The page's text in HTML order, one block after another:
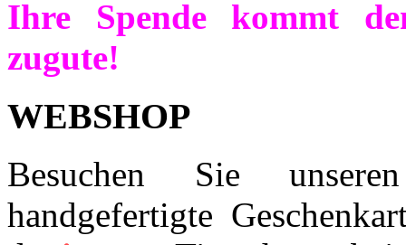
Ihre Spende kommt
zugute!
WEBSHOP
Besuchen Sie
handgefertigte